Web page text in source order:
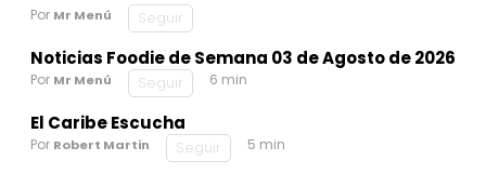
Por Mr Menú Seguir
Noticias Foodie de Semana 03 de Agosto de 2026
Por Mr Menú Seguir 6 min
El Caribe Escucha
Por Robert Martin Seguir 5 min